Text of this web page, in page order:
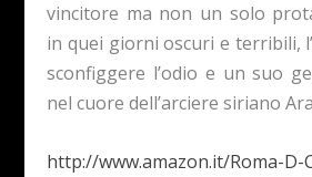
vincitore ma non un solo
in quei giorni oscuri e terribili,
sconfiggere l’odio e un suo
nel cuore dell’arciere siriano
http://www.amazon.it/Roma-D-